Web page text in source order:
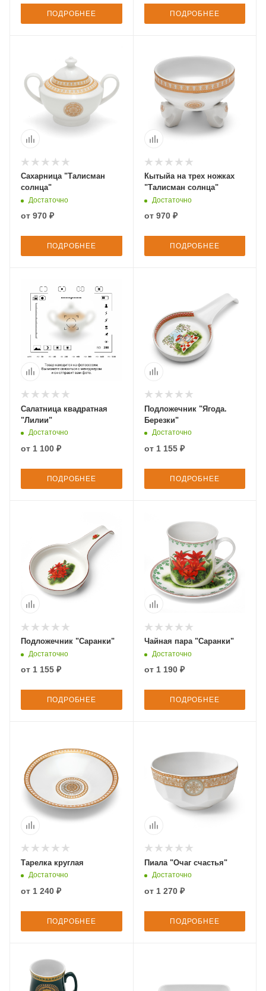
ПОДРОБНЕЕ ПОДРОБНЕЕ
Сахарница "Талисман
солнца"
Достаточно
от 970 ₽
ПОДРОБНЕЕ
Кытыйа на трех ножках
"Талисман солнца"
Достаточно
от 970 ₽
ПОДРОБНЕЕ
Салатница квадратная
"Лилии"
Достаточно
от 1 100 ₽
ПОДРОБНЕЕ
Подложечник "Ягода.
Березки"
Достаточно
от 1 155 ₽
ПОДРОБНЕЕ
Подложечник "Саранки"
Достаточно
от 1 155 ₽
ПОДРОБНЕЕ
Чайная пара "Саранки"
Достаточно
от 1 190 ₽
ПОДРОБНЕЕ
Тарелка круглая
Достаточно
от 1 240 ₽
ПОДРОБНЕЕ
Пиала "Очаг счастья"
Достаточно
от 1 270 ₽
ПОДРОБНЕЕ